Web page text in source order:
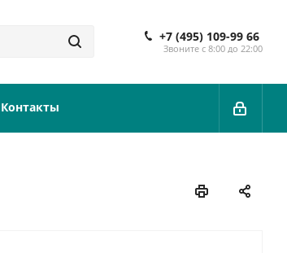
+7 (495) 109-99 66
Звоните с 8:00 до 22:00
Контакты